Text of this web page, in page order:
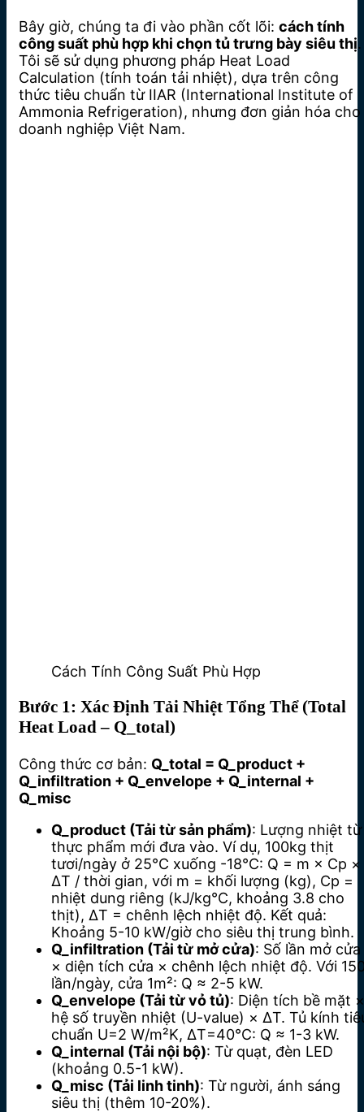
Bây giờ, chúng ta đi vào phần cốt lõi: cách tính
công suất phù hợp khi chọn tủ trưng bày siêu thị.
Tôi sẽ sử dụng phương pháp Heat Load
Calculation (tính toán tải nhiệt), dựa trên công
thức tiêu chuẩn từ IIAR (International Institute of
Ammonia Refrigeration), nhưng đơn giản hóa cho
doanh nghiệp Việt Nam.
Cách Tính Công Suất Phù Hợp
Bước 1: Xác Định Tải Nhiệt Tổng Thể (Total
Heat Load – Q_total)
Công thức cơ bản: Q_total = Q_product +
Q_infiltration + Q_envelope + Q_internal +
Q_misc
Q_product (Tải từ sản phẩm): Lượng nhiệt từ
thực phẩm mới đưa vào. Ví dụ, 100kg thịt
tươi/ngày ở 25°C xuống -18°C: Q = m × Cp ×
ΔT / thời gian, với m = khối lượng (kg), Cp =
nhiệt dung riêng (kJ/kg°C, khoảng 3.8 cho
thịt), ΔT = chênh lệch nhiệt độ. Kết quả:
Khoảng 5-10 kW/giờ cho siêu thị trung bình.
Q_infiltration (Tải từ mở cửa): Số lần mở cửa
× diện tích cửa × chênh lệch nhiệt độ. Với
lần/ngày, cửa 1m²: Q ≈ 2-5 kW.
Q_envelope (Tải từ vỏ tủ): Diện tích bề mặt ×
hệ số truyền nhiệt (U-value) × ΔT. Tủ kính
chuẩn U=2 W/m²K, ΔT=40°C: Q ≈ 1-3 kW.
Q_internal (Tải nội bộ): Từ quạt, đèn LED
(khoảng 0.5-1 kW).
Q_misc (Tải linh tinh): Từ người, ánh sáng
siêu thị (thêm 10-20%).